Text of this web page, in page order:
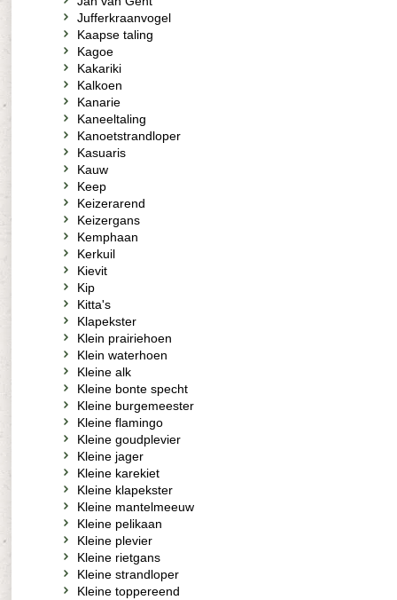
Jufferkraanvogel
Kaapse taling
Kagoe
Kakariki
Kalkoen
Kanarie
Kaneeltaling
Kanoetstrandloper
Kasuaris
Kauw
Keep
Keizerarend
Keizergans
Kemphaan
Kerkuil
Kievit
Kip
Kitta's
Klapekster
Klein prairiehoen
Klein waterhoen
Kleine alk
Kleine bonte specht
Kleine burgemeester
Kleine flamingo
Kleine goudplevier
Kleine jager
Kleine karekiet
Kleine klapekster
Kleine mantelmeeuw
Kleine pelikaan
Kleine plevier
Kleine rietgans
Kleine strandloper
Kleine toppereend